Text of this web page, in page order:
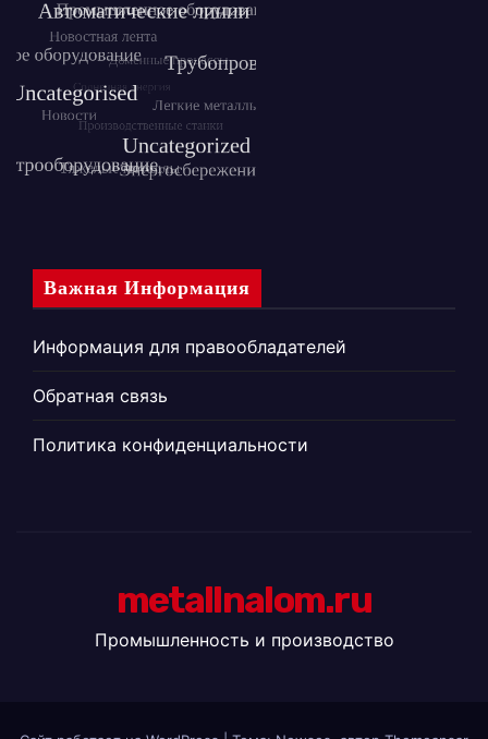
Важная Информация
Информация для правообладателей
Обратная связь
Политика конфиденциальности
metallnalom.ru
Промышленность и производство